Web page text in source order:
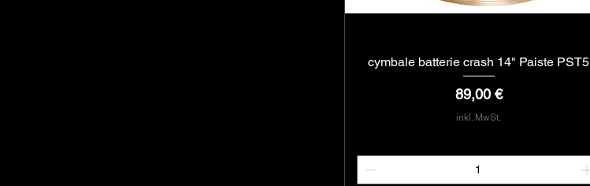
Schnellansicht
cymbale batterie crash 14" Paiste PST5
Preis
89,00 €
inkl. MwSt.